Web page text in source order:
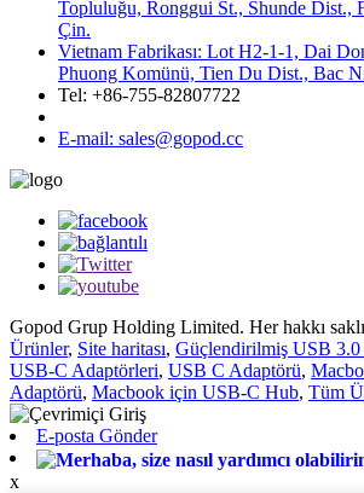
Topluluğu, Ronggui St., Shunde Dist.,
Çin.
Vietnam Fabrikası: Lot H2-1-1, Dai
Phuong Komünü, Tien Du Dist., Bac
Tel: +86-755-82807722
E-mail: sales@gopod.cc
Gopod Grup Holding Limited. Her hakkı
Ürünler, Site haritası, Güçlendirilmiş USB
USB-C Adaptörleri, USB C Adaptörü,
Adaptörü, Macbook için USB-C Hub, Tüm
E-posta Gönder
x